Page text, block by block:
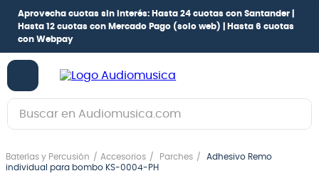
Aprovecha cuotas sin interés: Hasta 24 cuotas con Santander |
Hasta 12 cuotas con Mercado Pago (solo web) |
Hasta 6 cuotas
con Webpay
Buscar en Audiomusica.com
Baterías y Percusión Accesorios Parches
Adhesivo Remo
individual para bombo KS-0004-PH
1.
guitarra electrica